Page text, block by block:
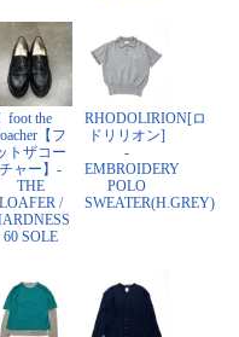
foot the
【フ
トザコー
チャー】-
THE
LOAFER /
60 SOLE
RHODOLIRION[ロ
ドリリオン]
-
EMBROIDERY
POLO
SWEATER(H.GREY)